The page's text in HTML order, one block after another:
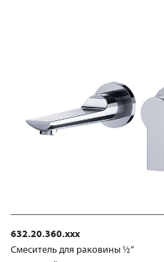
632.20.360.xxx
Смеситель для раковины ½“